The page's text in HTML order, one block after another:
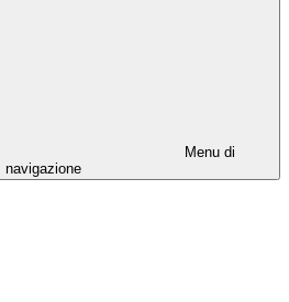
Menu di
navigazione